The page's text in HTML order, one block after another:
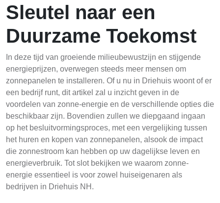
Sleutel naar een
Duurzame Toekomst
In deze tijd van groeiende milieubewustzijn en stijgende
energieprijzen, overwegen steeds meer mensen om
zonnepanelen te installeren. Of u nu in Driehuis woont of er
een bedrijf runt, dit artikel zal u inzicht geven in de
voordelen van zonne-energie en de verschillende opties die
beschikbaar zijn. Bovendien zullen we diepgaand ingaan
op het besluitvormingsproces, met een vergelijking tussen
het huren en kopen van zonnepanelen, alsook de impact
die zonnestroom kan hebben op uw dagelijkse leven en
energieverbruik. Tot slot bekijken we waarom zonne-
energie essentieel is voor zowel huiseigenaren als
bedrijven in Driehuis NH.